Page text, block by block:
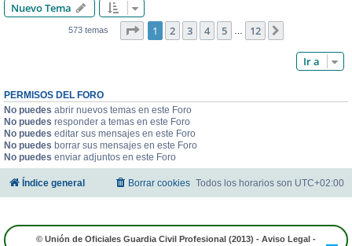
Nuevo Tema
573 temas Página de 12
1 2 3 4 5 … 12
Ir a
PERMISOS DEL FORO
No puedes abrir nuevos temas en este Foro
No puedes responder a temas en este Foro
No puedes editar sus mensajes en este Foro
No puedes borrar sus mensajes en este Foro
No puedes enviar adjuntos en este Foro
Índice general Todos los horarios son UTC+02:00
Borrar cookies
© Unión de Oficiales Guardia Civil Profesional (2013) - Aviso Legal -